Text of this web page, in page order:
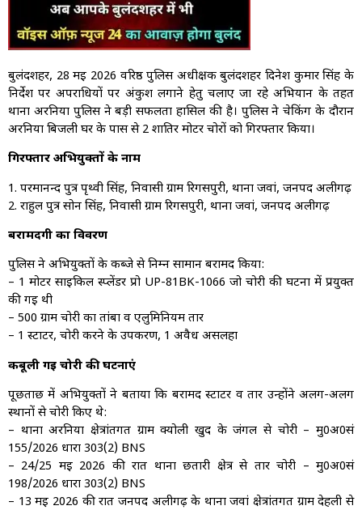
बुलंदशहर, 28 मई 2026 वरिष्ठ पुलिस अधीक्षक बुलंदशहर दिनेश कुमार सिंह के
निर्देश पर अपराधियों पर अंकुश लगाने हेतु चलाए जा रहे अभियान के तहत
थाना अरनिया पुलिस ने बड़ी सफलता हासिल की है। पुलिस ने चेकिंग के दौरान
अरनिया बिजली घर के पास से 2 शातिर मोटर चोरों को गिरफ्तार किया।
गिरफ्तार अभियुक्तों के नाम
1. परमानन्द पुत्र पृथ्वी सिंह, निवासी ग्राम रिगसपुरी, थाना जवां, जनपद अलीगढ़
2. राहुल पुत्र सोन सिंह, निवासी ग्राम रिगसपुरी, थाना जवां, जनपद अलीगढ़
बरामदगी का विवरण
पुलिस ने अभियुक्तों के कब्जे से निम्न सामान बरामद किया:
– 1 मोटर साइकिल स्प्लेंडर प्रो UP-81BK-1066 जो चोरी की घटना में प्रयुक्त
की गई थी
– 500 ग्राम चोरी का तांबा व एलुमिनियम तार
– 1 स्टार्टर, चोरी करने के उपकरण, 1 अवैध असलहा
कबूली गई चोरी की घटनाएं
पूछताछ में अभियुक्तों ने बताया कि बरामद स्टार्टर व तार उन्होंने अलग-अलग
स्थानों से चोरी किए थे:
– थाना अरनिया क्षेत्रांतर्गत ग्राम क्योली खुर्द के जंगल से चोरी – मु0अ0सं
155/2026 धारा 303(2) BNS
– 24/25 मई 2026 की रात थाना छतारी क्षेत्र से तार चोरी – मु0अ0सं
198/2026 धारा 303(2) BNS
– 13 मई 2026 की रात जनपद अलीगढ़ के थाना जवां क्षेत्रांतर्गत ग्राम देहली से